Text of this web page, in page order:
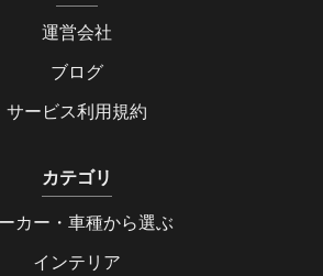
運営会社
ブログ
サービス利用規約
カテゴリ
カー・車種から選ぶ
インテリア